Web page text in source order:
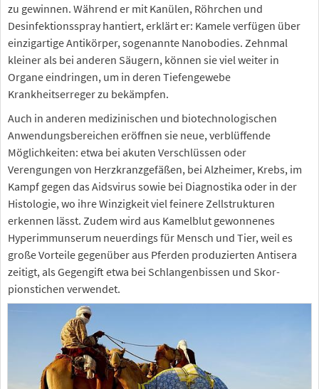
zu gewinnen. Während er mit Kanülen, Röhrchen und
Desinfektionsspray hantiert, erklärt er: Kamele verfügen über
einzigartige Antikörper, sogenannte Nanobodies. Zehnmal
kleiner als bei anderen Säugern, können sie viel weiter in
Organe eindringen, um in deren Tiefengewebe
Krankheitserreger zu bekämpfen.
Auch in anderen medizinischen und biotechnologischen
Anwendungsbereichen eröffnen sie neue, verblüffende
Möglichkeiten: etwa bei akuten Verschlüssen oder
Verengungen von Herzkranzgefäßen, bei Alzheimer, Krebs, im
Kampf gegen das Aidsvirus sowie bei Diagnostika oder in der
Histologie, wo ihre Winzigkeit viel feinere Zellstrukturen
erkennen lässt. Zudem wird aus Kamelblut gewonnenes
Hyperimmunserum neuerdings für Mensch und Tier, weil es
große Vorteile gegenüber aus Pferden produzierten Antisera
zeitigt, als Gegengift etwa bei Schlangenbissen und Skor-
pionstichen verwendet.